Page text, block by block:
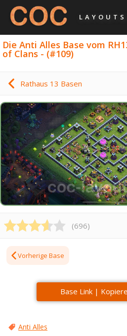
LAYOUTS
Die Anti Alles Base vom
of Clans - (#109)
Rathaus 13 Basen
(696)
Vorherige Base
Base Link |
Anti Alles